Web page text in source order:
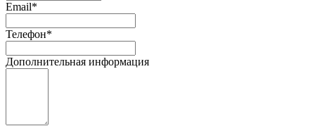
Email*
Телефон*
Дополнительная информация